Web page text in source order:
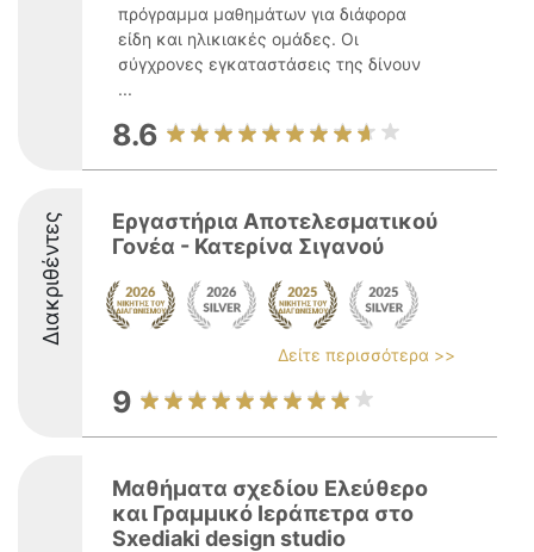
πρόγραμμα μαθημάτων για διάφορα
είδη και ηλικιακές ομάδες. Οι
σύγχρονες εγκαταστάσεις της δίνουν
...
8.6
Διακριθέντες
Εργαστήρια Αποτελεσματικού
Γονέα - Κατερίνα Σιγανού
Δείτε περισσότερα >>
9
Μαθήματα σχεδίου Ελεύθερο
και Γραμμικό Ιεράπετρα στο
Sxediaki design studio